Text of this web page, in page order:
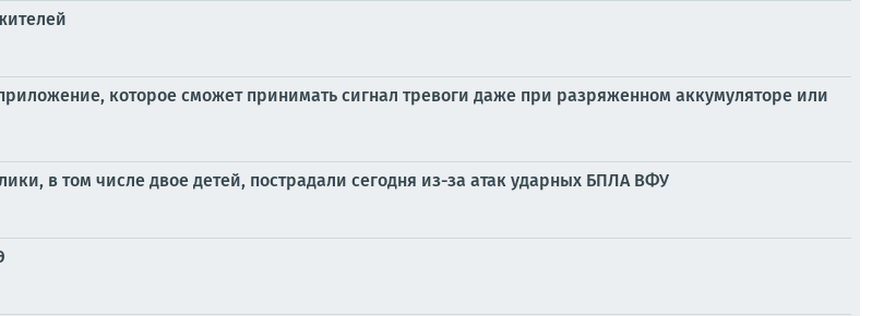
которое сможет принимать сигнал тревоги даже при разряженном аккумуляторе или
в том числе двое детей, пострадали сегодня из-за атак ударных БПЛА ВФУ